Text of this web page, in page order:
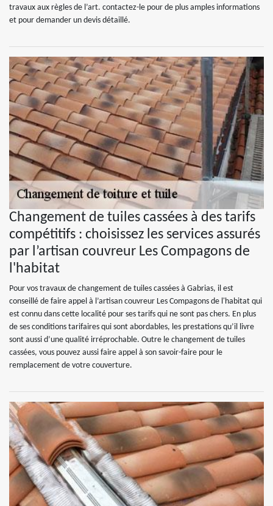
travaux aux règles de l’art. contactez-le pour de plus amples informations
et pour demander un devis détaillé.
Changement de tuiles cassées à des tarifs
compétitifs : choisissez les services assurés
par l’artisan couvreur Les Compagons de
l'habitat
Pour vos travaux de changement de tuiles cassées à Gabrias, il est
conseillé de faire appel à l’artisan couvreur Les Compagons de l'habitat qui
est connu dans cette localité pour ses tarifs qui ne sont pas chers. En plus
de ses conditions tarifaires qui sont abordables, les prestations qu’il livre
sont aussi d’une qualité irréprochable. Outre le changement de tuiles
cassées, vous pouvez aussi faire appel à son savoir-faire pour le
remplacement de votre couverture.